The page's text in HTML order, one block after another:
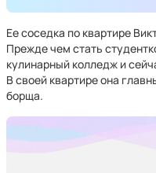
Ее соседка по квартире
Прежде чем стать
кулинарный колледж и
В своей квартире она
борща.